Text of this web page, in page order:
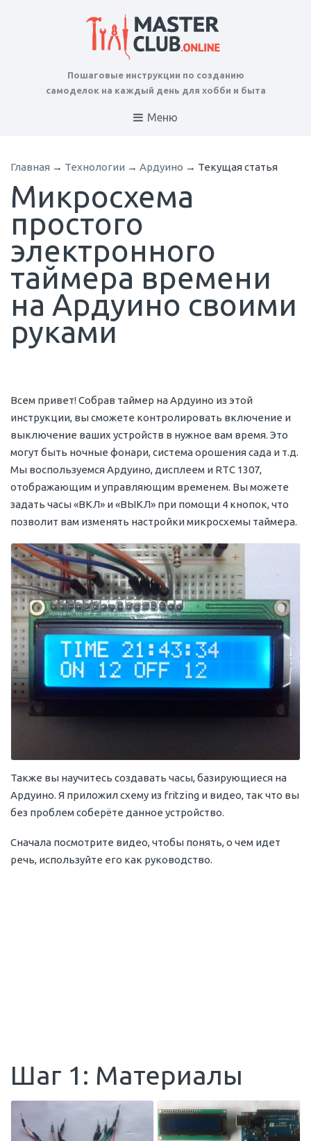
Пошаговые инструкции по созданию
самоделок на каждый день для хобби и быта
Меню
Главная → Технологии → Ардуино → Текущая статья
Микросхема
простого
электронного
таймера времени
на Ардуино своими
руками
Всем привет! Собрав таймер на Ардуино из этой
инструкции, вы сможете контролировать включение и
выключение ваших устройств в нужное вам время. Это
могут быть ночные фонари, система орошения сада и т.д.
Мы воспользуемся Ардуино, дисплеем и RTC 1307,
отображающим и управляющим временем. Вы можете
задать часы «ВКЛ» и «ВЫКЛ» при помощи 4 кнопок, что
позволит вам изменять настройки микросхемы таймера.
Также вы научитесь создавать часы, базирующиеся на
Ардуино. Я приложил схему из fritzing и видео, так что вы
без проблем соберёте данное устройство.
Сначала посмотрите видео, чтобы понять, о чем идет
речь, используйте его как руководство.
Шаг 1: Материалы